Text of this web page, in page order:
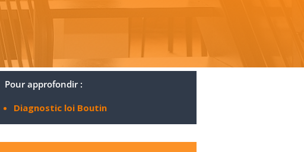
Pour approfondir :
Diagnostic loi Boutin